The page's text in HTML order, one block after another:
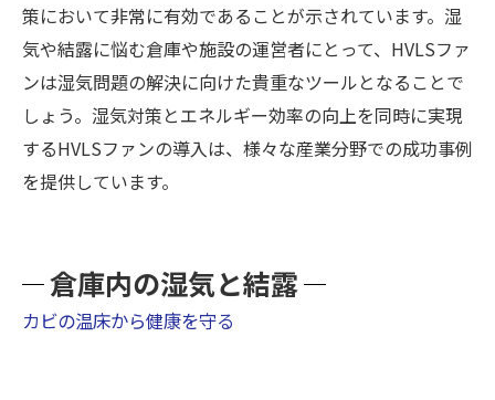
策において非常に有効であることが示されています。湿
気や結露に悩む倉庫や施設の運営者にとって、HVLSファ
ンは湿気問題の解決に向けた貴重なツールとなることで
しょう。湿気対策とエネルギー効率の向上を同時に実現
するHVLSファンの導入は、様々な産業分野での成功事例
を提供しています。
倉庫内の湿気と結露
カビの温床から健康を守る